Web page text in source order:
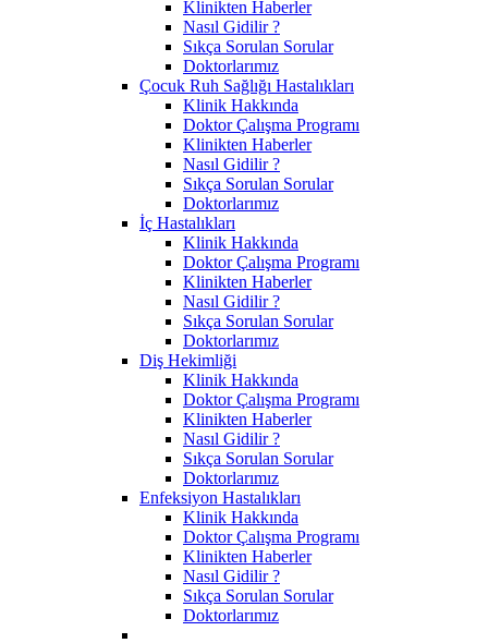
Klinikten Haberler
Nasıl Gidilir ?
Sıkça Sorulan Sorular
Doktorlarımız
Çocuk Ruh Sağlığı Hastalıkları
Klinik Hakkında
Doktor Çalışma Programı
Klinikten Haberler
Nasıl Gidilir ?
Sıkça Sorulan Sorular
Doktorlarımız
İç Hastalıkları
Klinik Hakkında
Doktor Çalışma Programı
Klinikten Haberler
Nasıl Gidilir ?
Sıkça Sorulan Sorular
Doktorlarımız
Diş Hekimliği
Klinik Hakkında
Doktor Çalışma Programı
Klinikten Haberler
Nasıl Gidilir ?
Sıkça Sorulan Sorular
Doktorlarımız
Enfeksiyon Hastalıkları
Klinik Hakkında
Doktor Çalışma Programı
Klinikten Haberler
Nasıl Gidilir ?
Sıkça Sorulan Sorular
Doktorlarımız